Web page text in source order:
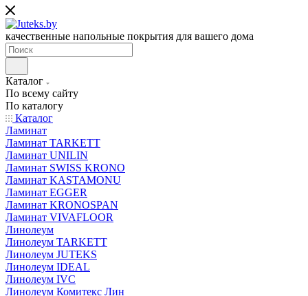
качественные напольные покрытия для вашего дома
Каталог
По всему сайту
По каталогу
Каталог
Ламинат
Ламинат TARKETT
Ламинат UNILIN
Ламинат SWISS KRONO
Ламинат KASTAMONU
Ламинат EGGER
Ламинат KRONOSPAN
Ламинат VIVAFLOOR
Линолеум
Линолеум TARKETT
Линолеум JUTEKS
Линолеум IDEAL
Линолеум IVC
Линолеум Комитекс Лин